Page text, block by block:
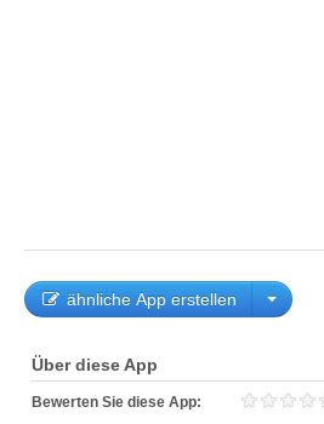
ähnliche App erstellen
Über diese App
Bewerten Sie diese App: